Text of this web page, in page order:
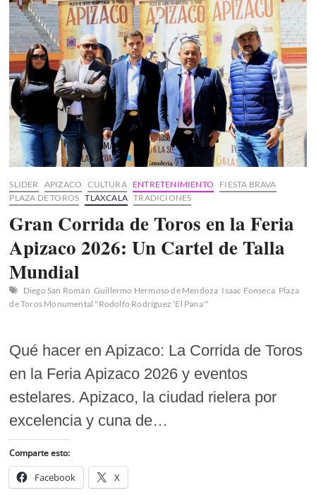
Comunitario:
60
Proyectos
Rumbo
al
Escenario
Nacional
SLIDER APIZACO CULTURA ENTRETENIMIENTO
FIESTA BRAVA
PLAZA DE TOROS TLAXCALA TRADICIONES
Gran Corrida de Toros en la Feria
Apizaco 2026: Un Cartel de Talla
Mundial
Diego San Román Guillermo Hermoso de Mendoza Isaac Fonseca Plaza
de Toros Monumental "Rodolfo Rodríguez 'El Pana'"
Qué hacer en Apizaco: La Corrida de Toros
en la Feria Apizaco 2026 y eventos
estelares. Apizaco, la ciudad rielera por
excelencia y cuna de…
Comparte esto:
Facebook X